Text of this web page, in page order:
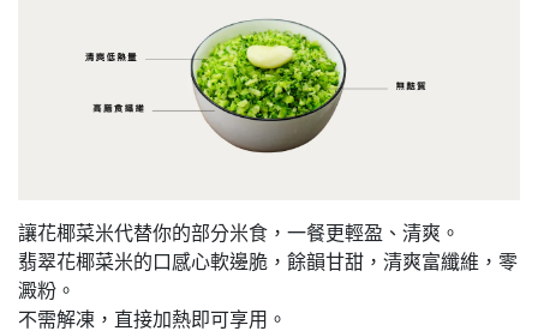
讓花椰菜米代替你的部分米食，一餐更輕盈、清爽。
翡翠花椰菜米的口感心軟邊脆，餘韻甘甜，清爽富纖維，零
澱粉。
不需解凍，直接加熱即可享用。